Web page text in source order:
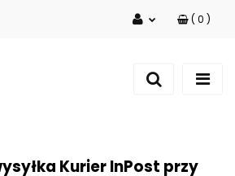
Zarejestruj się
( 0 )
Kurier InPost przy